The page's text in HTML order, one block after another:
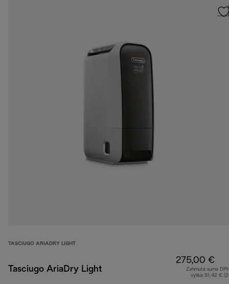
TASCIUGO ARIADRY LIGHT
Tasciugo AriaDry Light
275,00 €
Zahrnutá suma
výške 51,42 €